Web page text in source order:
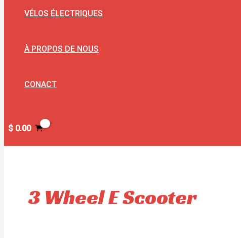
VÉLOS ÉLECTRIQUES
À PROPOS DE NOUS
CONACT
$ 0.00
3 Wheel E Scooter